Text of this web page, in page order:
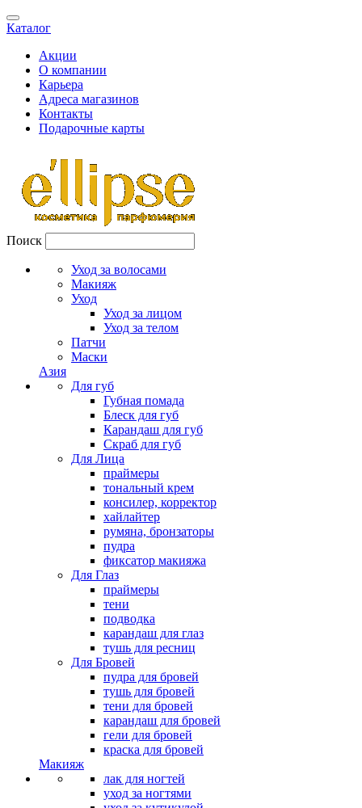
Каталог
Акции
О компании
Карьера
Адреса магазинов
Контакты
Подарочные карты
Поиск
Уход за волосами
Макияж
Уход
Уход за лицом
Уход за телом
Патчи
Маски
Азия
Для губ
Губная помада
Блеск для губ
Карандаш для губ
Скраб для губ
Для Лица
праймеры
тональный крем
консилер, корректор
хайлайтер
румяна, бронзаторы
пудра
фиксатор макияжа
Для Глаз
праймеры
тени
подводка
карандаш для глаз
тушь для ресниц
Для Бровей
пудра для бровей
тушь для бровей
тени для бровей
карандаш для бровей
гели для бровей
краска для бровей
Макияж
лак для ногтей
уход за ногтями